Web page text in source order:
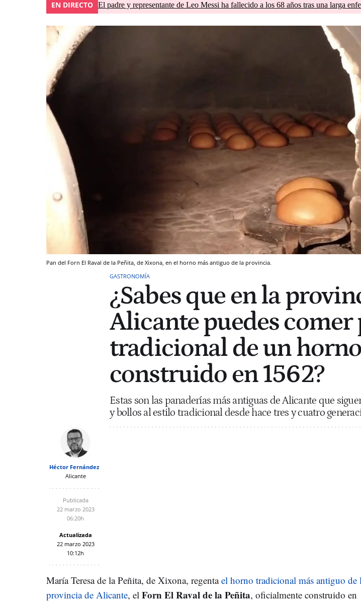
EN DIRECTO El padre y representante de Leo Messi ha fallecido a los 68 años tras una larga
Pan del Forn El Raval de la Peñita, de Xixona, en el horno más antiguo de la provincia.
GASTRONOMÍA
¿Sabes que en la
Alicante puedes comer
tradicional de un horno
construido en 1562?
Estas son las panaderías más antiguas de Alicante que
y bollos al estilo tradicional desde hace tres y cuatro
Héctor Fernández
Alicante
Publicada
22 marzo 2023
06:20h
Actualizada
22 marzo 2023
10:12h
María Teresa de la Peñita, de Xixona, regentael horno tradicional más antiguo de
provincia de Alicante, el Forn El Raval de la Peñita, oficialmente construido en